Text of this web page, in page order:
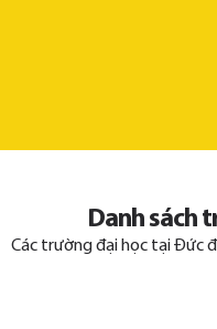
Danh sách
Các trường đại học tại Đức